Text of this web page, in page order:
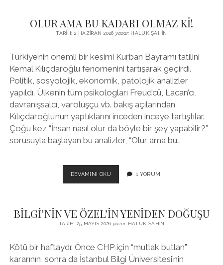
OLUR AMA BU KADARI OLMAZ Kİ!
TARIH: 2 HAZIRAN 2026 yazar: HALUK ŞAHIN
Türkiye’nin önemli bir kesimi Kurban Bayramı tatilini
Kemal Kılıçdaroğlu fenomenini tartışarak geçirdi.
Politik, sosyolojik, ekonomik, patolojik analizler
yapıldı. Ülkenin tüm psikologları Freud’cü, Lacan’cı,
davranışsalcı, varoluşçu vb. bakış açılarından
Kılıçdaroğlu’nun yaptıklarını inceden inceye tartıştılar.
Çoğu kez “İnsan nasıl olur da böyle bir şey yapabilir?”
sorusuyla başlayan bu analizler, “Olur ama bu…
DEVAMINI OKU
AMA
OLMAZ
1 YORUM
BİLGİ’NİN VE ÖZEL’İN YENİDEN DOĞUŞU
TARIH: 25 MAYIS 2026 yazar:HALUK ŞAHIN
Kötü bir haftaydı: Önce CHP için “mutlak butlan”
kararının, sonra da İstanbul Bilgi Üniversitesi’nin